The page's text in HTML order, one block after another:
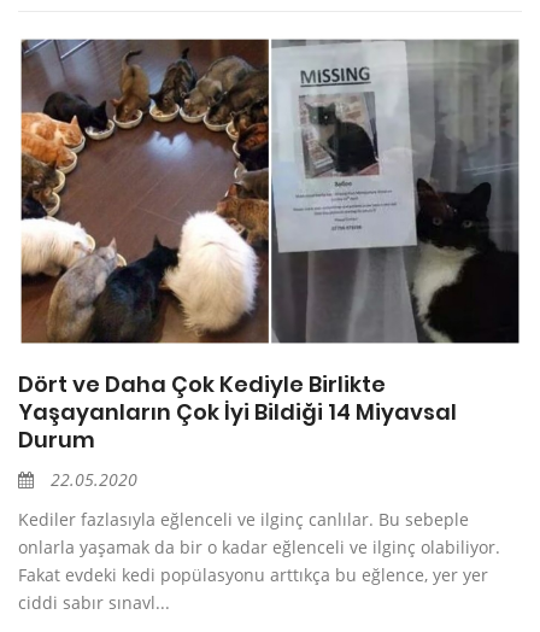
Dört ve Daha Çok Kediyle Birlikte
Yaşayanların Çok İyi Bildiği 14 Miyavsal
Durum
22.05.2020
Kediler fazlasıyla eğlenceli ve ilginç canlılar. Bu sebeple
onlarla yaşamak da bir o kadar eğlenceli ve ilginç olabiliyor.
Fakat evdeki kedi popülasyonu arttıkça bu eğlence, yer yer
ciddi sabır sınavl...